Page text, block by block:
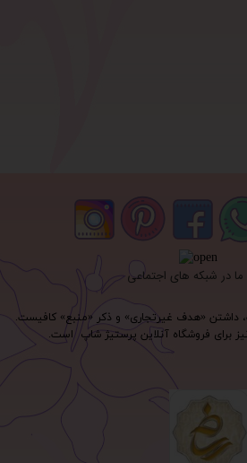
داشتن «هدف غیرتجاری» و ذکر «منبع» کافیست.
برای فروشگاه آنلاین پرستیژ شاپ است.
در شبکه های اجتماعی